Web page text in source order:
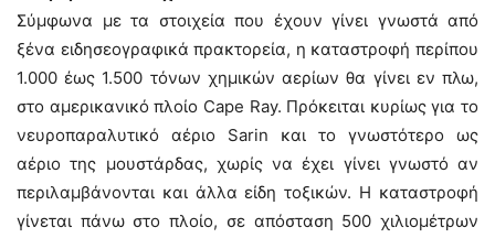
Σύμφωνα με τα στοιχεία που έχουν γίνει γνωστά από
ξένα ειδησεογραφικά πρακτορεία, η καταστροφή περίπου
1.000 έως 1.500 τόνων χημικών αερίων θα γίνει εν πλω,
στο αμερικανικό πλοίο Cape Ray. Πρόκειται κυρίως για το
νευροπαραλυτικό αέριο Sarin και το γνωστότερο ως
αέριο της μουστάρδας, χωρίς να έχει γίνει γνωστό αν
περιλαμβάνονται και άλλα είδη τοξικών. Η καταστροφή
γίνεται πάνω στο πλοίο, σε απόσταση 500 χιλιομέτρων